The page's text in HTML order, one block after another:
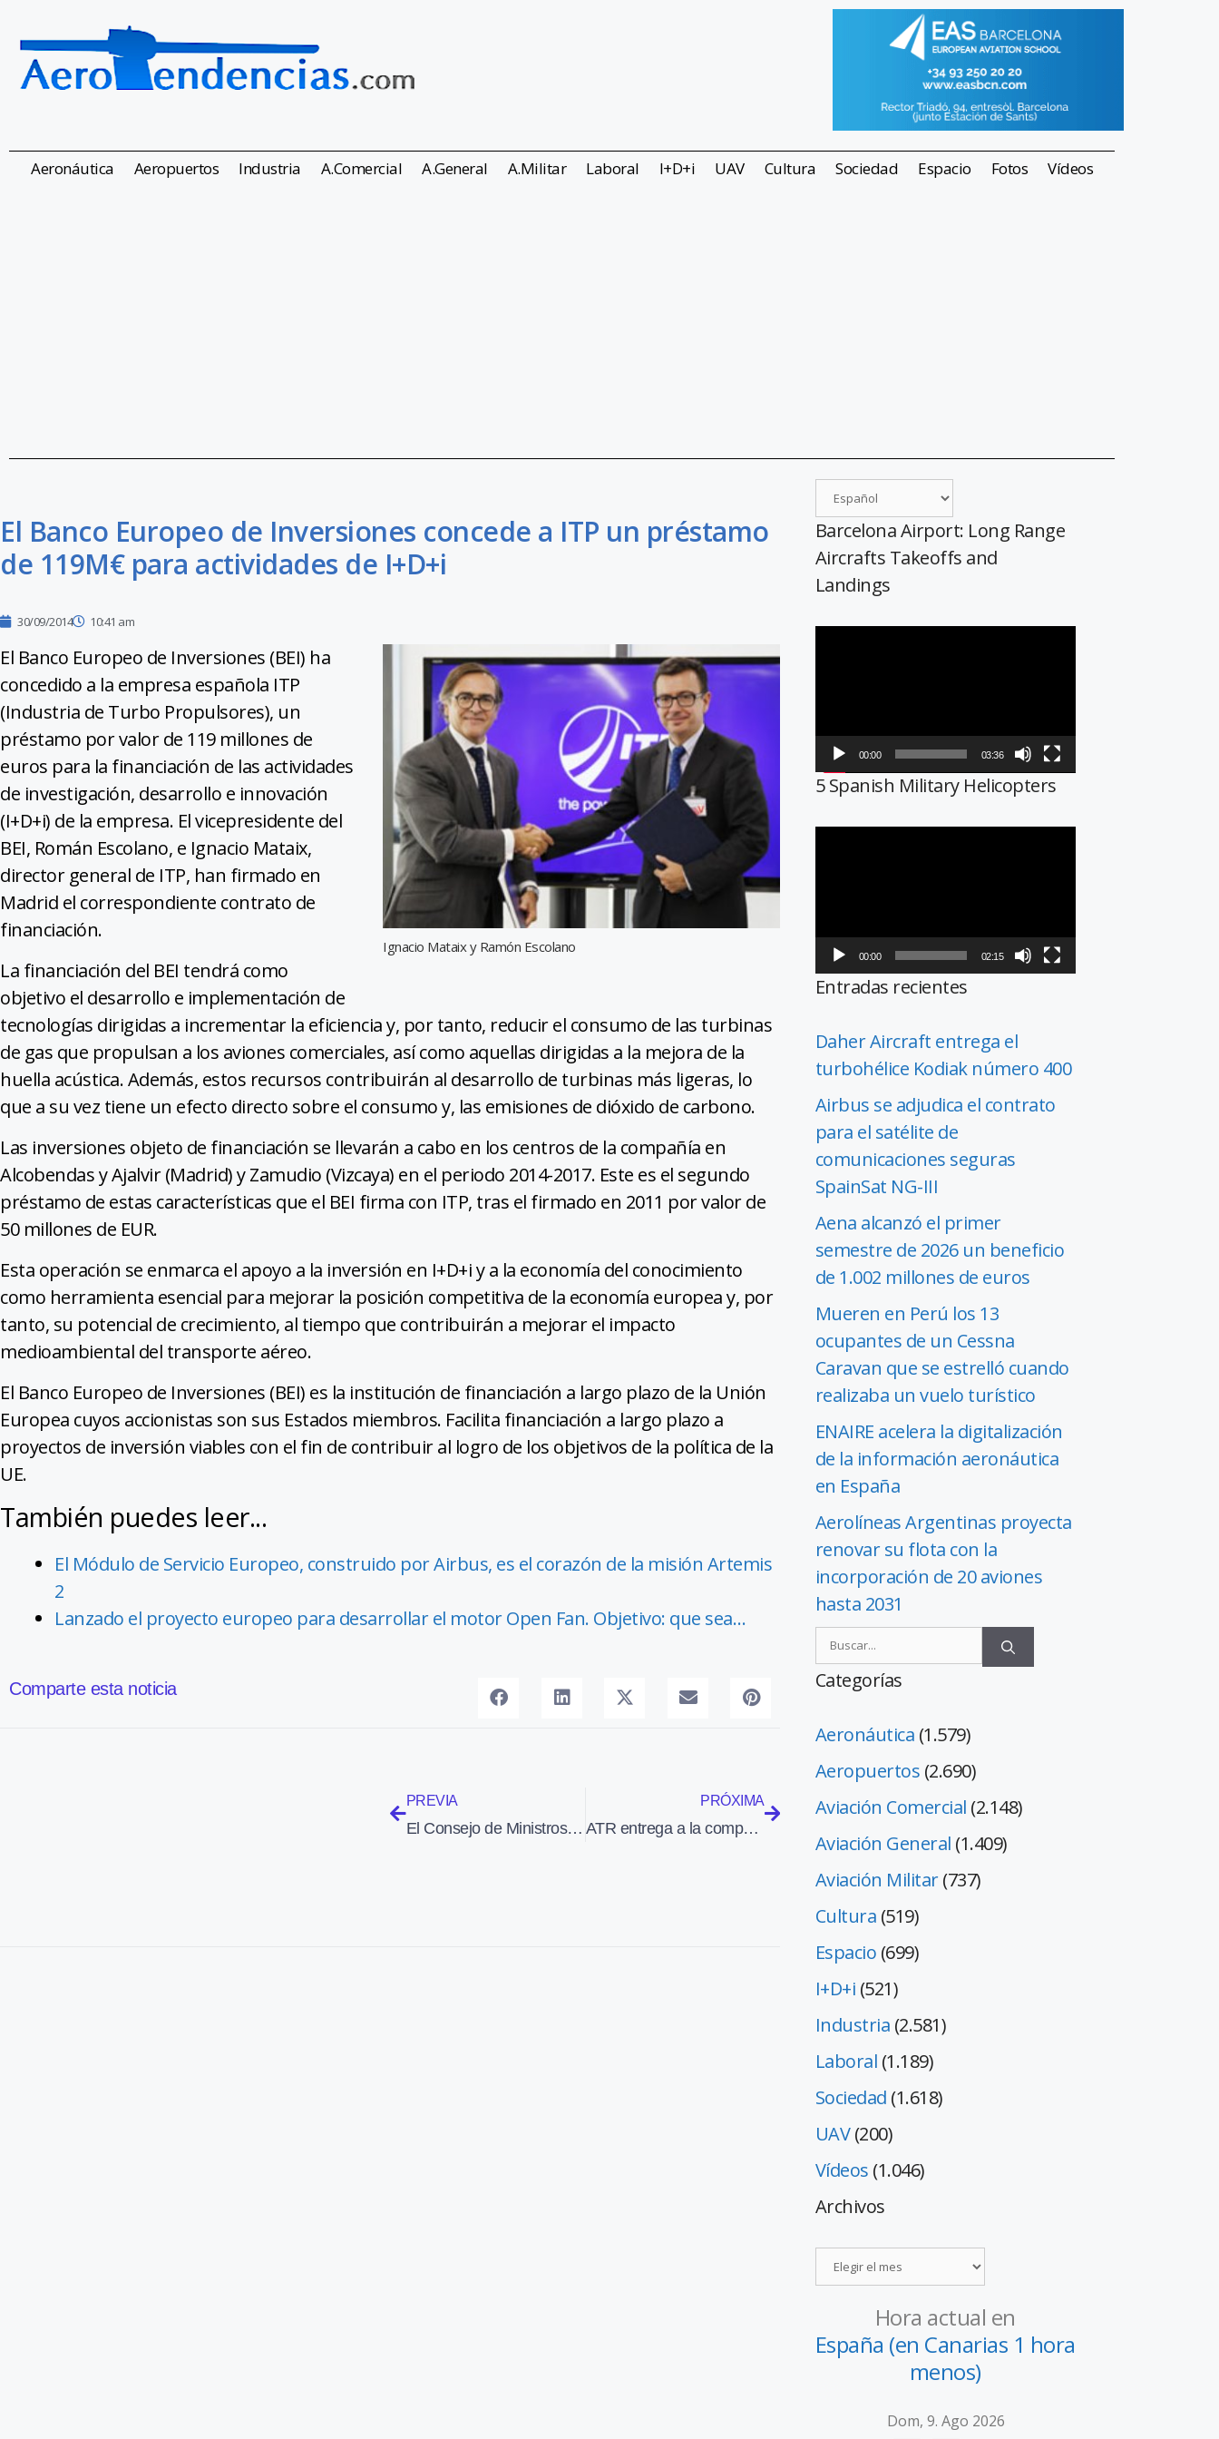
Aeronáutica Aeropuertos Industria A.Comercial A.General A.Militar Laboral I+D+i UAV Cultura Sociedad Espacio Fotos Vídeos
El Banco Europeo de Inversiones concede a ITP un préstamo
de 119M€ para actividades de I+D+i
30/09/2014 10:41 am
Ignacio Mataix y Ramón Escolano
El Banco Europeo de Inversiones (BEI) ha
concedido a la empresa española ITP
(Industria de Turbo Propulsores), un
préstamo por valor de 119 millones de
euros para la financiación de las actividades
de investigación, desarrollo e innovación
(I+D+i) de la empresa. El vicepresidente del
BEI, Román Escolano, e Ignacio Mataix,
director general de ITP, han firmado en
Madrid el correspondiente contrato de
financiación.
La financiación del BEI tendrá como
objetivo el desarrollo e implementación de
tecnologías dirigidas a incrementar la eficiencia y, por tanto, reducir el consumo de las turbinas
de gas que propulsan a los aviones comerciales, así como aquellas dirigidas a la mejora de la
huella acústica. Además, estos recursos contribuirán al desarrollo de turbinas más ligeras, lo
que a su vez tiene un efecto directo sobre el consumo y, las emisiones de dióxido de carbono.
Las inversiones objeto de financiación se llevarán a cabo en los centros de la compañía en
Alcobendas y Ajalvir (Madrid) y Zamudio (Vizcaya) en el periodo 2014-2017. Este es el segundo
préstamo de estas características que el BEI firma con ITP, tras el firmado en 2011 por valor de
50 millones de EUR.
Esta operación se enmarca el apoyo a la inversión en I+D+i y a la economía del conocimiento
como herramienta esencial para mejorar la posición competitiva de la economía europea y, por
tanto, su potencial de crecimiento, al tiempo que contribuirán a mejorar el impacto
medioambiental del transporte aéreo.
El Banco Europeo de Inversiones (BEI) es la institución de financiación a largo plazo de la Unión
Europea cuyos accionistas son sus Estados miembros. Facilita financiación a largo plazo a
proyectos de inversión viables con el fin de contribuir al logro de los objetivos de la política de la
UE.
También puedes leer...
El Módulo de Servicio Europeo, construido por Airbus, es el corazón de la misión Artemis
2
Lanzado el proyecto europeo para desarrollar el motor Open Fan. Objetivo: que sea…
Comparte esta noticia
PREVIA
El Consejo de Ministros autoriza a Aena a adquirir la mayoría del Aeropuerto de Londres Luton
PRÓXIMA
ATR entrega a la compañía TransNusa su primer ATR 42-600, que destinará a vuelos chárter
Barcelona Airport: Long Range
Aircrafts Takeoffs and
Landings
00:00 03:36
5 Spanish Military Helicopters
00:00 02:15
Entradas recientes
Daher Aircraft entrega el
turbohélice Kodiak número 400
Airbus se adjudica el contrato
para el satélite de
comunicaciones seguras
SpainSat NG-III
Aena alcanzó el primer
semestre de 2026 un beneficio
de 1.002 millones de euros
Mueren en Perú los 13
ocupantes de un Cessna
Caravan que se estrelló cuando
realizaba un vuelo turístico
ENAIRE acelera la digitalización
de la información aeronáutica
en España
Aerolíneas Argentinas proyecta
renovar su flota con la
incorporación de 20 aviones
hasta 2031
Categorías
Aeronáutica (1.579)
Aeropuertos (2.690)
Aviación Comercial (2.148)
Aviación General (1.409)
Aviación Militar(737)
Cultura (519)
Espacio (699)
I+D+i (521)
Industria (2.581)
Laboral (1.189)
Sociedad (1.618)
UAV(200)
Vídeos (1.046)
Archivos
Hora actual en
España (en Canarias 1 hora
menos)